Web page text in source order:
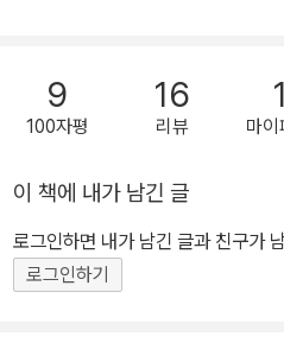
9
100자평
16
리뷰 마이
이 책에 내가 남긴 글
로그인하면 내가 남긴 글과 친구가
로그인하기